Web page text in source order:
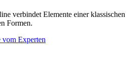
verbindet Elemente einer klassischen
Formen.